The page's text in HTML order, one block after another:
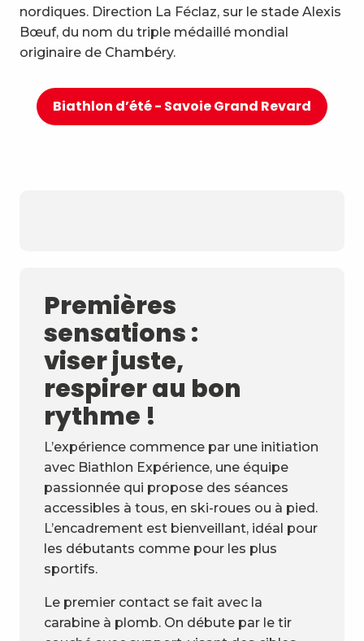
nordiques. Direction La Féclaz, sur le stade Alexis
Bœuf, du nom du triple médaillé mondial
originaire de Chambéry.
Biathlon d’été - Savoie Grand Revard
Premières
sensations :
viser juste,
respirer au bon
rythme !
L’expérience commence par une initiation
avec Biathlon Expérience, une équipe
passionnée qui propose des séances
accessibles à tous, en ski-roues ou à pied.
L’encadrement est bienveillant, idéal pour
les débutants comme pour les plus
sportifs.
Le premier contact se fait avec la
carabine à plomb. On débute par le tir